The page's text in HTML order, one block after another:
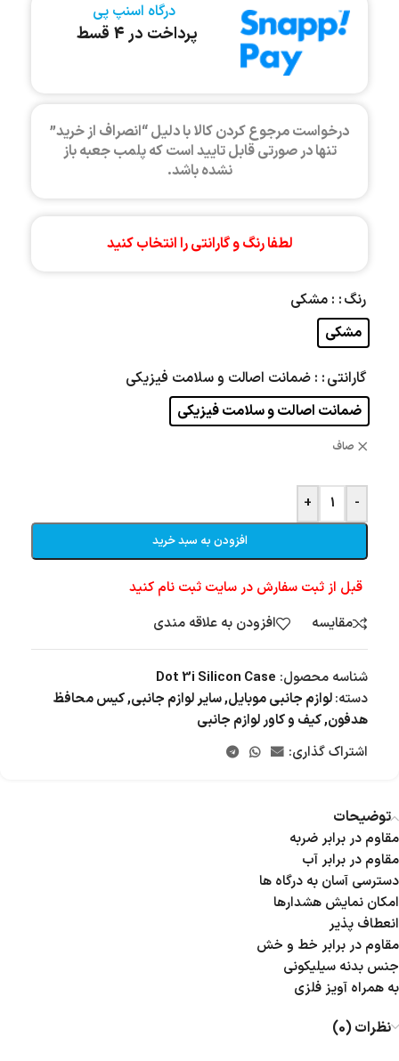
درگاه اسنپ پی
پرداخت در 4 قسط
درخواست مرجوع کردن کالا با دلیل “انصراف از خرید”
تنها در صورتی قابل تایید است که پلمب جعبه باز
نشده باشد.
لطفا رنگ و گارانتی را انتخاب کنید
رنگ : مشکی
مشکی
گارانتی : ضمانت اصالت و سلامت فیزیکی
ضمانت اصالت و سلامت فیزیکی
صاف
-
+
افزودن به سبد خرید
قبل از ثبت سفارش در سایت ثبت نام کنید
مقایسه
افزودن به علاقه مندی
شناسه محصول: Dot 3i Silicon Case
دسته:لوازم جانبی موبایل,سایر لوازم جانبی,کیس محافظ
هدفون,کیف و کاور لوازم جانبی
اشتراک گذاری:
توضیحات
مقاوم در برابر ضربه
مقاوم در برابر آب
دسترسی آسان به درگاه ها
امکان نمایش هشدارها
انعطاف پذیر
مقاوم در برابر خط و خش
جنس بدنه سیلیکونی
به همراه آویز فلزی
نظرات (0)